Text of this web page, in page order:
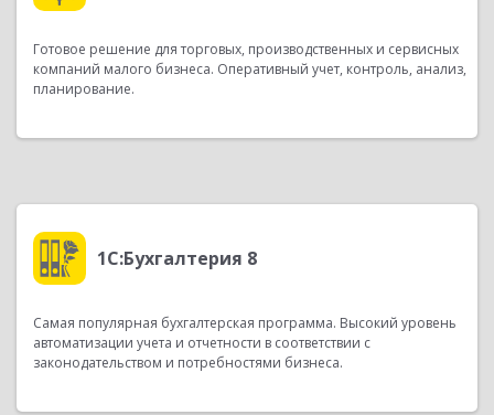
Готовое решение для торговых, производственных и сервисных
компаний малого бизнеса. Оперативный учет, контроль, анализ,
планирование.
1С:Бухгалтерия 8
Самая популярная бухгалтерская программа. Высокий уровень
автоматизации учета и отчетности в соответствии с
законодательством и потребностями бизнеса.